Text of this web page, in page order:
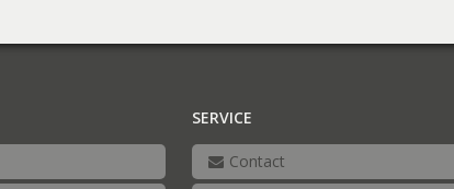
SERVICE
Contact